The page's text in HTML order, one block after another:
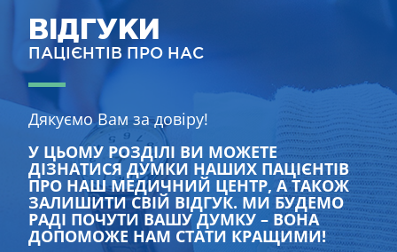
ВІДГУКИ
ПАЦІЄНТІВ ПРО НАС
Дякуємо Вам за довіру!
У ЦЬОМУ РОЗДІЛІ ВИ МОЖЕТЕ
ДІЗНАТИСЯ ДУМКИ НАШИХ ПАЦІЄНТІВ
ПРО НАШ МЕДИЧНИЙ ЦЕНТР, А ТАКОЖ
ЗАЛИШИТИ СВІЙ ВІДГУК. МИ БУДЕМО
РАДІ ПОЧУТИ ВАШУ ДУМКУ – ВОНА
ДОПОМОЖЕ НАМ СТАТИ КРАЩИМИ!